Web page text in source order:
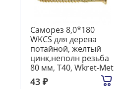
Саморез 8,0*180
WKCS для дерева
потайной, желтый
цинк,неполн резьба
80 мм, T40, Wkret-Met
43 ₽